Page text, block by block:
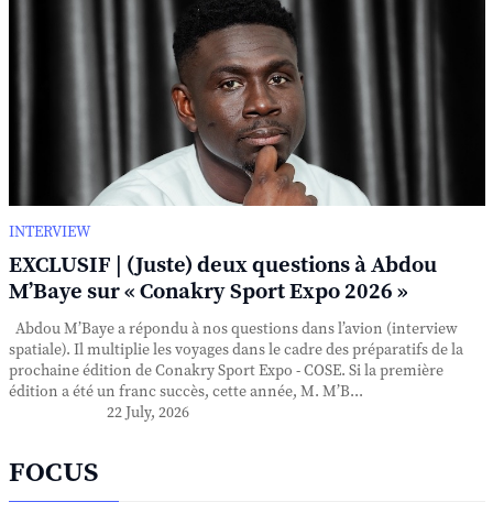
INTERVIEW
EXCLUSIF | (Juste) deux questions à Abdou
M’Baye sur « Conakry Sport Expo 2026 »
Abdou M’Baye a répondu à nos questions dans l’avion (interview
spatiale). Il multiplie les voyages dans le cadre des préparatifs de la
prochaine édition de Conakry Sport Expo - COSE. Si la première
édition a été un franc succès, cette année, M. M’B...
22 July, 2026
FOCUS